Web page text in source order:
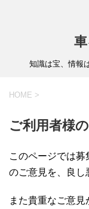
知識は宝、情報
HOME >
ご利用者様
このページでは
のご意見を、良し
また貴重なご意